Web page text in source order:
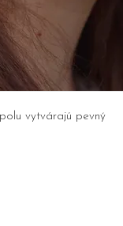
vytvárajú pevný